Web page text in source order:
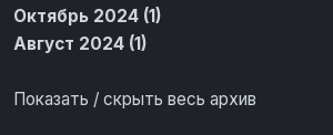
Октябрь 2024 (1)
Август 2024 (1)
Показать / скрыть весь архив